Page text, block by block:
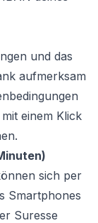
und das
aufmerksam
einem Klick
sich per
Smartphones
Suresse